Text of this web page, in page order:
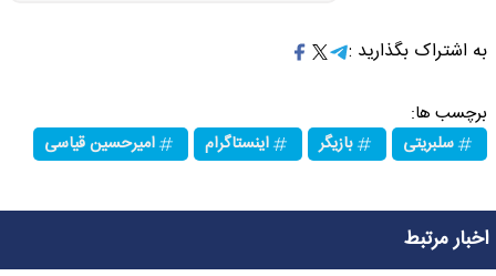
به اشتراک بگذارید :
برچسب ها:
سلبریتی بازیگر اینستاگرام امیرحسین قیاسی
اخبار مرتبط